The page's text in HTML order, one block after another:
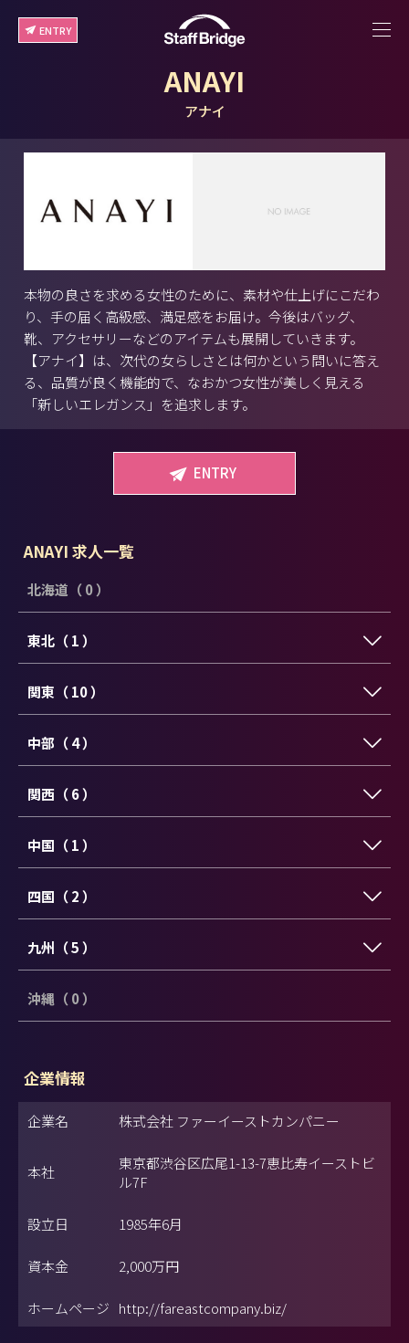
ENTRY
ANAYI
アナイ
本物の良さを求める女性のために、素材や仕上げにこだわ
り、手の届く高級感、満足感をお届け。今後はバッグ、
靴、アクセサリーなどのアイテムも展開していきます。
【アナイ】は、次代の女らしさとは何かという問いに答え
る、品質が良く機能的で、なおかつ女性が美しく見える
「新しいエレガンス」を追求します。
ENTRY
ANAYI 求人一覧
北海道（ 0 ）
東北（ 1 ）
関東（ 10 ）
中部（ 4 ）
関西（ 6 ）
中国（ 1 ）
四国（ 2 ）
九州（ 5 ）
沖縄（ 0 ）
企業情報
企業名 株式会社 ファーイーストカンパニー
本社
東京都渋谷区広尾1-13-7恵比寿イーストビ
ル7F
設立日 1985年6月
資本金 2,000万円
ホームページ http://fareastcompany.biz/